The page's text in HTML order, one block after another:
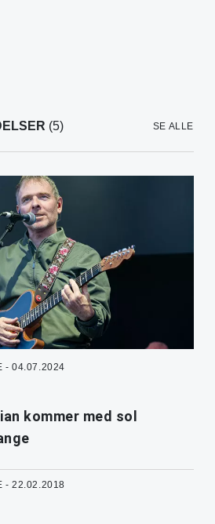
(5) SE ALLE
- 04.07.2024
kommer med sol
- 22.02.2018